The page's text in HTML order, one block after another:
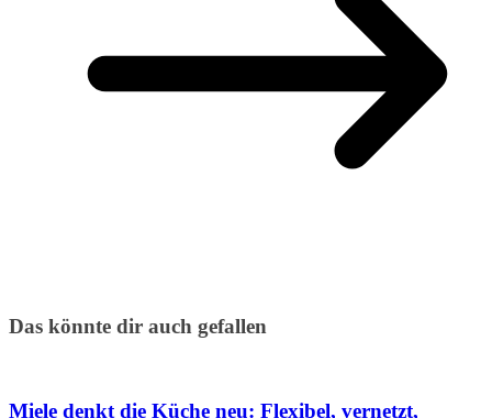
Das könnte dir auch gefallen
Miele denkt die Küche neu: Flexibel, vernetzt,